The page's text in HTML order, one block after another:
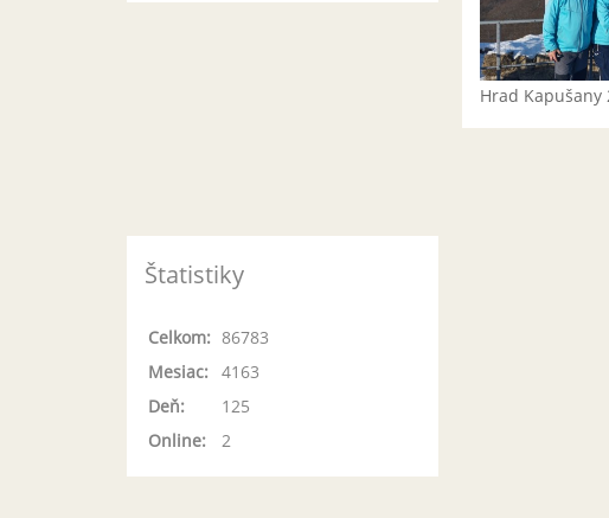
Hrad Kapušany
Štatistiky
Online: 2
Celkom: 86783
Mesiac: 4163
Deň:
125